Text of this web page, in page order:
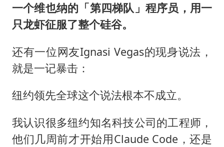
一个维也纳的「第四梯队」程序员，用一
只龙虾征服了整个硅谷。
还有一位网友Ignasi Vegas的现身说法，
就是一记暴击：
纽约领先全球这个说法根本不成立。
我认识很多纽约知名科技公司的工程师，
他们几周前才开始用Claude Code，还是